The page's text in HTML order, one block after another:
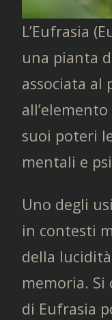
L’Eufrasia
una pianta
associata al
suoi poteri
mentali e
Uno degli
in contesti
della
memoria.
di Eufrasia